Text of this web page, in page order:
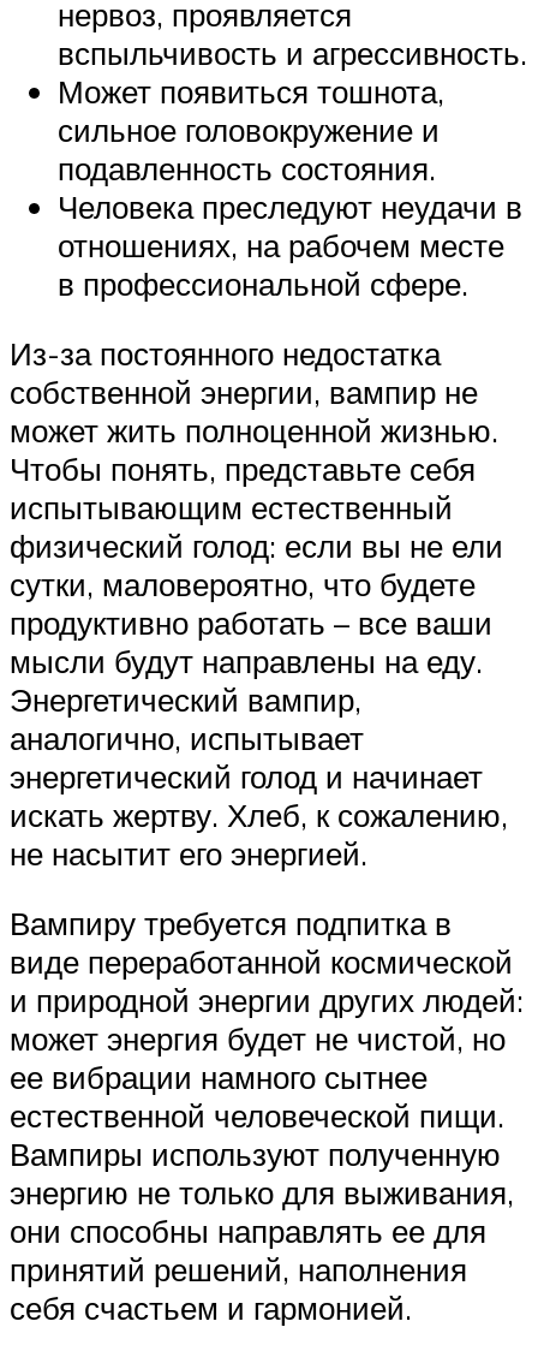
нервоз, проявляется
вспыльчивость и агрессивность.
Может появиться тошнота,
сильное головокружение и
подавленность состояния.
Человека преследуют неудачи в
отношениях, на рабочем месте
в профессиональной сфере.
Из-за постоянного недостатка
собственной энергии, вампир не
может жить полноценной жизнью.
Чтобы понять, представьте себя
испытывающим естественный
физический голод: если вы не ели
сутки, маловероятно, что будете
продуктивно работать – все ваши
мысли будут направлены на еду.
Энергетический вампир,
аналогично, испытывает
энергетический голод и начинает
искать жертву. Хлеб, к сожалению,
не насытит его энергией.
Вампиру требуется подпитка в
виде переработанной космической
и природной энергии других людей:
может энергия будет не чистой, но
ее вибрации намного сытнее
естественной человеческой пищи.
Вампиры используют полученную
энергию не только для выживания,
они способны направлять ее для
принятий решений, наполнения
себя счастьем и гармонией.